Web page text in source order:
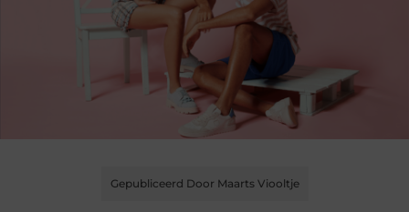
Gepubliceerd Door Maarts Viooltje